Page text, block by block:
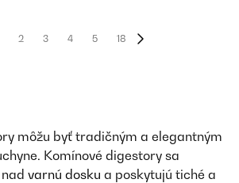
2 3 4 5 18
môžu byť tradičným a elegantným
Komínové digestory sa
varnú dosku a poskytujú tiché a